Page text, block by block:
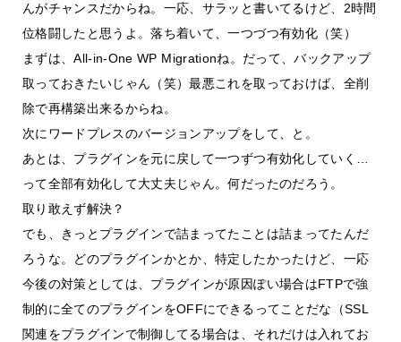
んがチャンスだからね。一応、サラッと書いてるけど、2時間
位格闘したと思うよ。落ち着いて、一つづつ有効化（笑）
まずは、All-in-One WP Migrationね。だって、バックアップ
取っておきたいじゃん（笑）最悪これを取っておけば、全削
除で再構築出来るからね。
次にワードプレスのバージョンアップをして、と。
あとは、プラグインを元に戻して一つずつ有効化していく…
って全部有効化して大丈夫じゃん。何だったのだろう。
取り敢えず解決？
でも、きっとプラグインで詰まってたことは詰まってたんだ
ろうな。どのプラグインかとか、特定したかったけど、一応
今後の対策としては、プラグインが原因ぽい場合はFTPで強
制的に全てのプラグインをOFFにできるってことだな（SSL
関連をプラグインで制御してる場合は、それだけは入れてお